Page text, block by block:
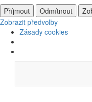
Příjmout
Odmítnout
Zobrazit předvolby
Zásady cookies
content